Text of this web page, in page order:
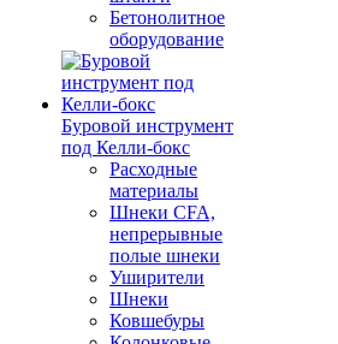
Бетонолитное
оборудование
Буровой инструмент
под Келли-бокс
Расходные
материалы
Шнеки CFA,
непрерывные
полые шнеки
Уширители
Шнеки
Ковшебуры